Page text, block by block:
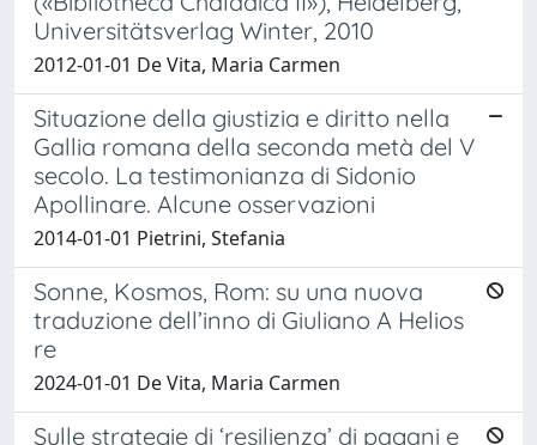
Universitätsverlag Winter, 2010
2012-01-01 De Vita, Maria Carmen
Situazione della giustizia e diritto nella
Gallia romana della seconda metà del V
secolo. La testimonianza di Sidonio
Apollinare. Alcune osservazioni
2014-01-01 Pietrini, Stefania
Sonne, Kosmos, Rom: su una nuova
traduzione dell’inno di Giuliano A Helios
re
2024-01-01 De Vita, Maria Carmen
Sulle strategie di ‘resilienza’ di pagani e